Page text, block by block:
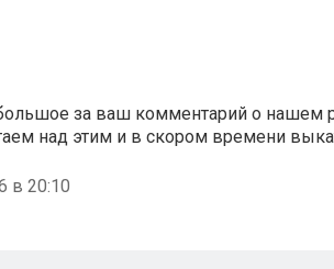
за ваш комментарий о нашем
над этим и в скором времени
в 20:10